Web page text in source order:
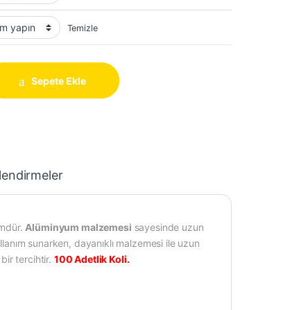
Temizle
Kolu - 100 Adet - Koli quantity
Sepete Ekle
Alüminyum malzemesi sayesinde uzun
sunarken, dayanıklı malzemesi ile uzun
tercihtir. 100 Adetlik Koli.